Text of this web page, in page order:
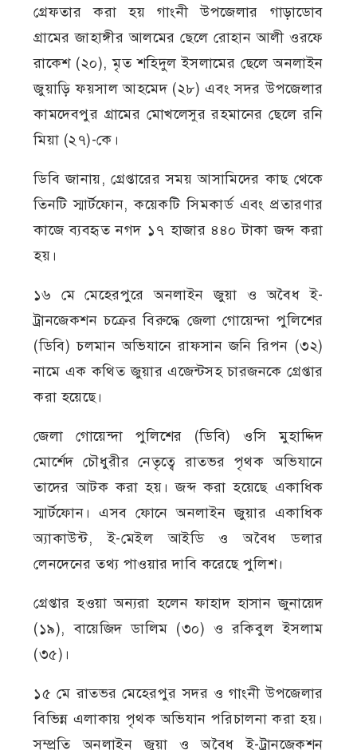
গ্রেফতার করা হয় গাংনী উপজেলার গাড়াডোব
গ্রামের জাহাঙ্গীর আলমের ছেলে রোহান আলী ওরফে
রাকেশ (২০), মৃত শহিদুল ইসলামের ছেলে অনলাইন
জুয়াড়ি ফয়সাল আহমেদ (২৮) এবং সদর উপজেলার
কামদেবপুর গ্রামের মোখলেসুর রহমানের ছেলে রনি
মিয়া (২৭)-কে।
ডিবি জানায়, গ্রেপ্তারের সময় আসামিদের কাছ থেকে
তিনটি স্মার্টফোন, কয়েকটি সিমকার্ড এবং প্রতারণার
কাজে ব্যবহৃত নগদ ১৭ হাজার ৪৪০ টাকা জব্দ করা
হয়।
১৬ মে মেহেরপুরে অনলাইন জুয়া ও অবৈধ ই-
ট্রানজেকশন চক্রের বিরুদ্ধে জেলা গোয়েন্দা পুলিশের
(ডিবি) চলমান অভিযানে রাফসান জনি রিপন (৩২)
নামে এক কথিত জুয়ার এজেন্টসহ চারজনকে গ্রেপ্তার
করা হয়েছে।
জেলা গোয়েন্দা পুলিশের (ডিবি) ওসি মুহাদ্দিদ
মোর্শেদ চৌধুরীর নেতৃত্বে রাতভর পৃথক অভিযানে
তাদের আটক করা হয়। জব্দ করা হয়েছে একাধিক
স্মার্টফোন। এসব ফোনে অনলাইন জুয়ার একাধিক
অ্যাকাউন্ট, ই-মেইল আইডি ও অবৈধ ডলার
লেনদেনের তথ্য পাওয়ার দাবি করেছে পুলিশ।
গ্রেপ্তার হওয়া অন্যরা হলেন ফাহাদ হাসান জুনায়েদ
(১৯), বায়েজিদ ডালিম (৩০) ও রকিবুল ইসলাম
(৩৫)।
১৫ মে রাতভর মেহেরপুর সদর ও গাংনী উপজেলার
বিভিন্ন এলাকায় পৃথক অভিযান পরিচালনা করা হয়।
সম্প্রতি অনলাইন জুয়া ও অবৈধ ই-ট্রানজেকশন